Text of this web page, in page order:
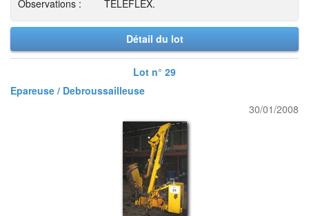
Observations :
TELEFLEX.
Détail du lot
Lot n° 29
Epareuse / Debroussailleuse
30/01/2008